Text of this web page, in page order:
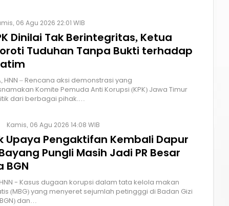
06 Agu 2026 22:01 WIB
Dinilai Tak Berintegritas, Ketua
Tuduhan Tanpa Bukti terhadap
HNN – Rencana aksi demonstrasi yang
Komite Pemuda Anti Korupsi (KPK) Jawa Timur
dari berbagai pihak.…
Kamis, 06 Agu 2026 14:08 WIB
Upaya Pengaktifan Kembali Dapur
Bayang Pungli Masih Jadi PR Besar
BGN
HNN - Kasus dugaan korupsi dalam tata kelola makan
(MBG) yang menyeret sejumlah petingggi di Badan Gizi
dan…